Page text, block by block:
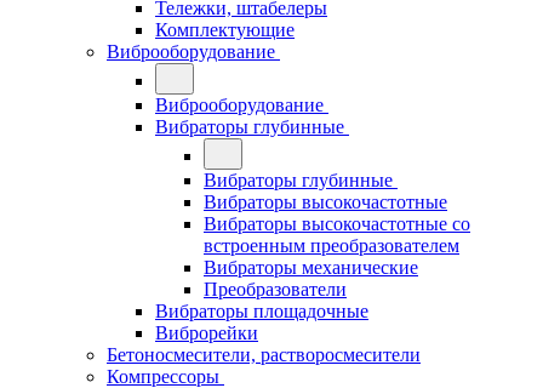
Тележки, штабелеры
Комплектующие
Виброоборудование
Виброоборудование
Вибраторы глубинные
Вибраторы глубинные
Вибраторы высокочастотные
Вибраторы высокочастотные со
встроенным преобразователем
Вибраторы механические
Преобразователи
Вибраторы площадочные
Виброрейки
Бетоносмесители, растворосмесители
Компрессоры